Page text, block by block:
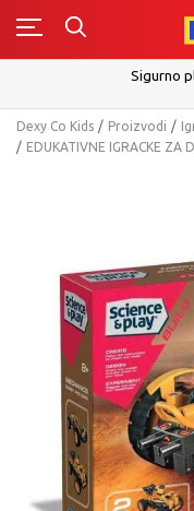
Sigurno
Dexy Co Kids Proizvodi
EDUKATIVNE IGRACKE ZA